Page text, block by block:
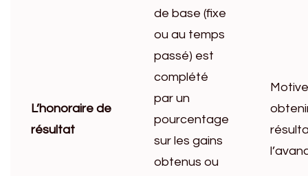
L’honoraire de
résultat
de base (fixe
ou au temps
passé) est
complété
par un
pourcentage
sur les gains
obtenus ou